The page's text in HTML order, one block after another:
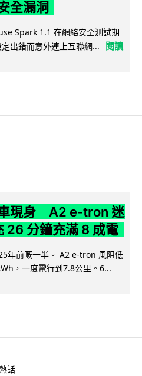
全漏洞
Spark 1.1 在網絡安全測試期
出錯而意外連上互聯網...
閱讀
現身 A2 e-tron 迷
分鐘充滿 8 成電
年前嘅一半。 A2 e-tron 風阻低
，一度電行到7.8公里。6...
話